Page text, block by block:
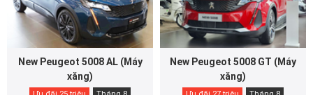
New Peugeot 5008 AL (Máy
xăng)
Ưu đãi 25 triệu Tháng 8
1.084 triệu 1.109 triệu
New Peugeot 5008 GT (Máy
xăng)
Ưu đãi 27 triệu Tháng 8
1.182 triệu 1.209 triệu